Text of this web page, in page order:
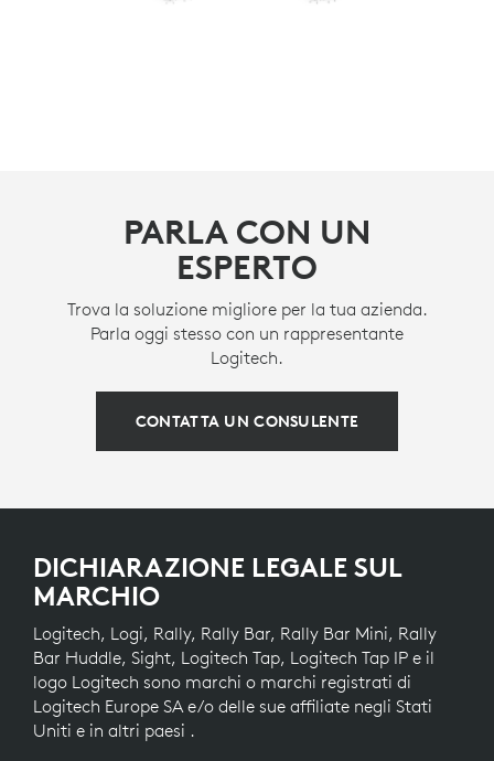
PARLA CON UN
ESPERTO
Trova la soluzione migliore per la tua azienda.
Parla oggi stesso con un rappresentante
Logitech.
CONTATTA UN CONSULENTE
DICHIARAZIONE LEGALE SUL
MARCHIO
Logitech, Logi, Rally, Rally Bar, Rally Bar Mini, Rally
Bar Huddle, Sight, Logitech Tap, Logitech Tap IP e il
logo Logitech sono marchi o marchi registrati di
Logitech Europe SA e/o delle sue affiliate negli Stati
Uniti e in altri paesi .